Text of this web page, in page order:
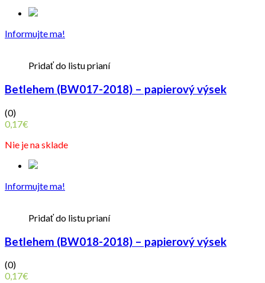
Informujte ma!
Pridať do listu prianí
Betlehem (BW017-2018) – papierový výsek
(0)
0,17€
Nie je na sklade
Informujte ma!
Pridať do listu prianí
Betlehem (BW018-2018) – papierový výsek
(0)
0,17€